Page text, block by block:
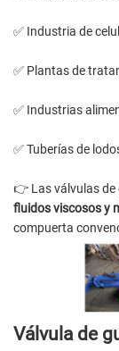
✅ Industria de
✅ Plantas de
✅ Industrias
✅ Tuberías de
👉 Las válvulas
fluidos viscosos y
compuerta
Válvula de